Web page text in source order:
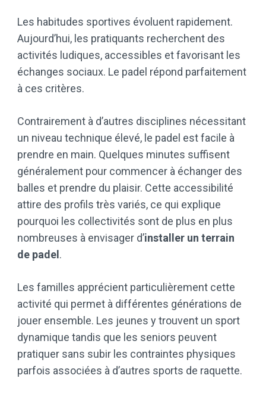
Les habitudes sportives évoluent rapidement.
Aujourd’hui, les pratiquants recherchent des
activités ludiques, accessibles et favorisant les
échanges sociaux. Le padel répond parfaitement
à ces critères.
Contrairement à d’autres disciplines nécessitant
un niveau technique élevé, le padel est facile à
prendre en main. Quelques minutes suffisent
généralement pour commencer à échanger des
balles et prendre du plaisir. Cette accessibilité
attire des profils très variés, ce qui explique
pourquoi les collectivités sont de plus en plus
nombreuses à envisager d’installer un terrain
de padel.
Les familles apprécient particulièrement cette
activité qui permet à différentes générations de
jouer ensemble. Les jeunes y trouvent un sport
dynamique tandis que les seniors peuvent
pratiquer sans subir les contraintes physiques
parfois associées à d’autres sports de raquette.